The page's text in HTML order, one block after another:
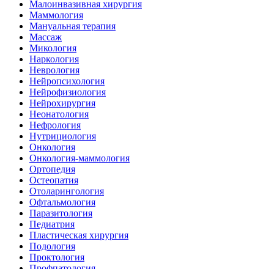
Малоинвазивная хирургия
Маммология
Мануальная терапия
Массаж
Микология
Наркология
Неврология
Нейропсихология
Нейрофизиология
Нейрохирургия
Неонатология
Нефрология
Нутрициология
Онкология
Онкология-маммология
Ортопедия
Остеопатия
Отоларингология
Офтальмология
Паразитология
Педиатрия
Пластическая хирургия
Подология
Проктология